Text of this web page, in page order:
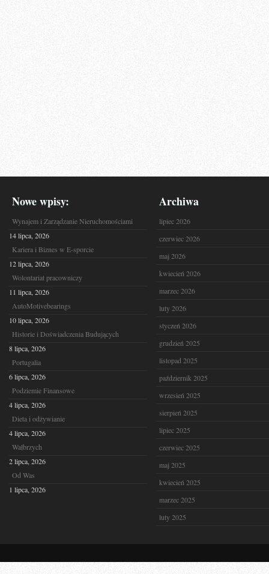
Nowe wpisy:
Wynajem i Zarządzanie Nieruchomościami
14 lipca, 2026
Kariera i Biznes w E-sporcie
12 lipca, 2026
Wolontariat pracowniczy
11 lipca, 2026
AutoMotivebearings
10 lipca, 2026
Historie i Doświadczenia Budujących
8 lipca, 2026
Portugalia
6 lipca, 2026
Podziemie Finansowe
4 lipca, 2026
Dieta i odżywianie
4 lipca, 2026
Wałbrzych
2 lipca, 2026
Od Was
1 lipca, 2026
Archiwa
lipiec 2026
czerwiec 2026
maj 2026
kwiecień 2026
marzec 2026
luty 2026
styczeń 2026
grudzień 2025
listopad 2025
październik 2025
wrzesień 2025
sierpień 2025
lipiec 2025
czerwiec 2025
maj 2025
kwiecień 2025
marzec 2025
luty 2025